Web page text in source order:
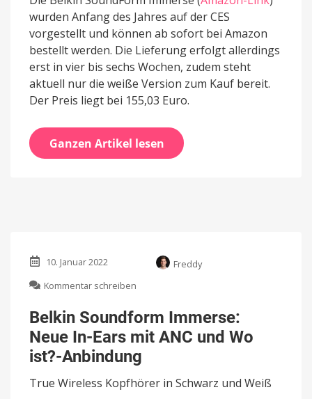
wurden Anfang des Jahres auf der CES
vorgestellt und können ab sofort bei Amazon
bestellt werden. Die Lieferung erfolgt allerdings
erst in vier bis sechs Wochen, zudem steht
aktuell nur die weiße Version zum Kauf bereit.
Der Preis liegt bei 155,03 Euro.
Ganzen Artikel lesen
10. Januar 2022
Freddy
Kommentar schreiben
Soundform
Immerse:
Neue
In-
Ears
mit
ANC
Belkin Soundform Immerse:
Neue In-Ears mit ANC und Wo
ist?-Anbindung
True Wireless Kopfhörer in Schwarz und Weiß